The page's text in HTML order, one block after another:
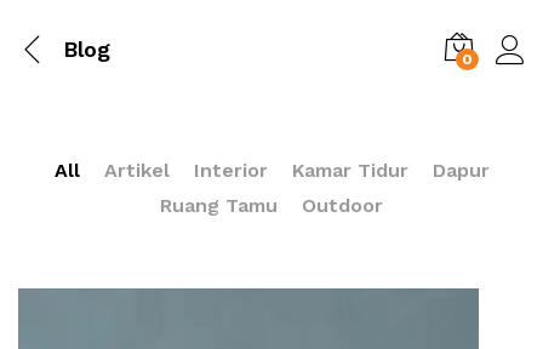
Blog 0
All Artikel Interior Kamar Tidur
Dapur
Ruang Tamu
Outdoor